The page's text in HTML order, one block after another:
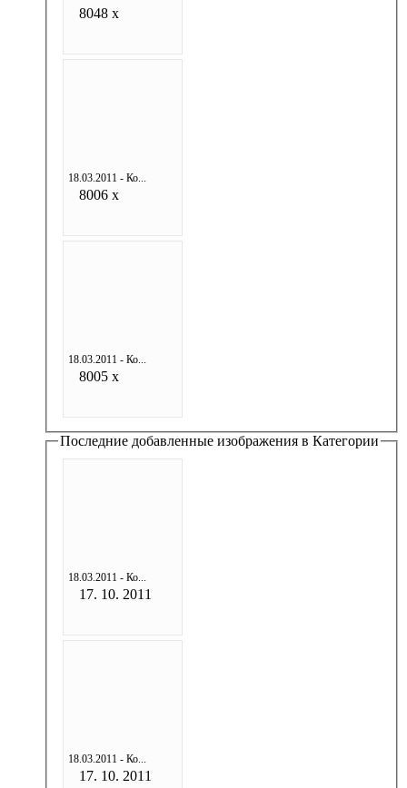
8048 x
18.03.2011 - Ко...
8006 x
18.03.2011 - Ко...
8005 x
Последние добавленные изображения в Категории
18.03.2011 - Ко...
17. 10. 2011
18.03.2011 - Ко...
17. 10. 2011